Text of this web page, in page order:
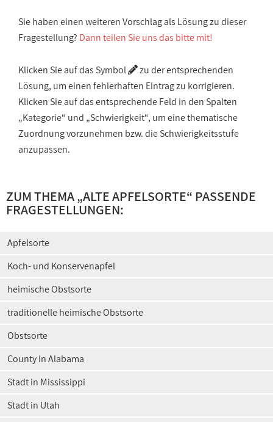
Sie haben einen weiteren Vorschlag als Lösung zu dieser
Fragestellung? Dann teilen Sie uns das bitte mit!
Klicken Sie auf das Symbol
zu der entsprechenden
Lösung, um einen fehlerhaften Eintrag zu korrigieren.
Klicken Sie auf das entsprechende Feld in den Spalten
„Kategorie“ und „Schwierigkeit“, um eine thematische
Zuordnung vorzunehmen bzw. die Schwierigkeitsstufe
anzupassen.
ZUM THEMA „ALTE APFELSORTE“ PASSENDE
FRAGESTELLUNGEN:
Apfelsorte
Koch- und Konservenapfel
heimische Obstsorte
traditionelle heimische Obstsorte
Obstsorte
County in Alabama
Stadt in Mississippi
Stadt in Utah